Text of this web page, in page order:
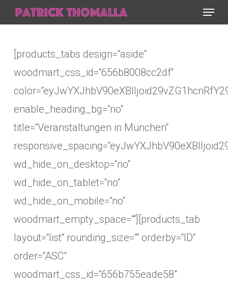
Skip
to
content
Menu
[products_tabs design=“aside“
woodmart_css_id=“656b8008cc2df“
enable_heading_bg=“no“
title=“Veranstaltungen in München“
wd_hide_on_desktop=“no“
wd_hide_on_tablet=“no“
wd_hide_on_mobile=“no“
woodmart_empty_space=““][products_tab
layout=“list“ rounding_size=““ orderby=“ID“
order=“ASC“
woodmart_css_id=“656b755eade58″